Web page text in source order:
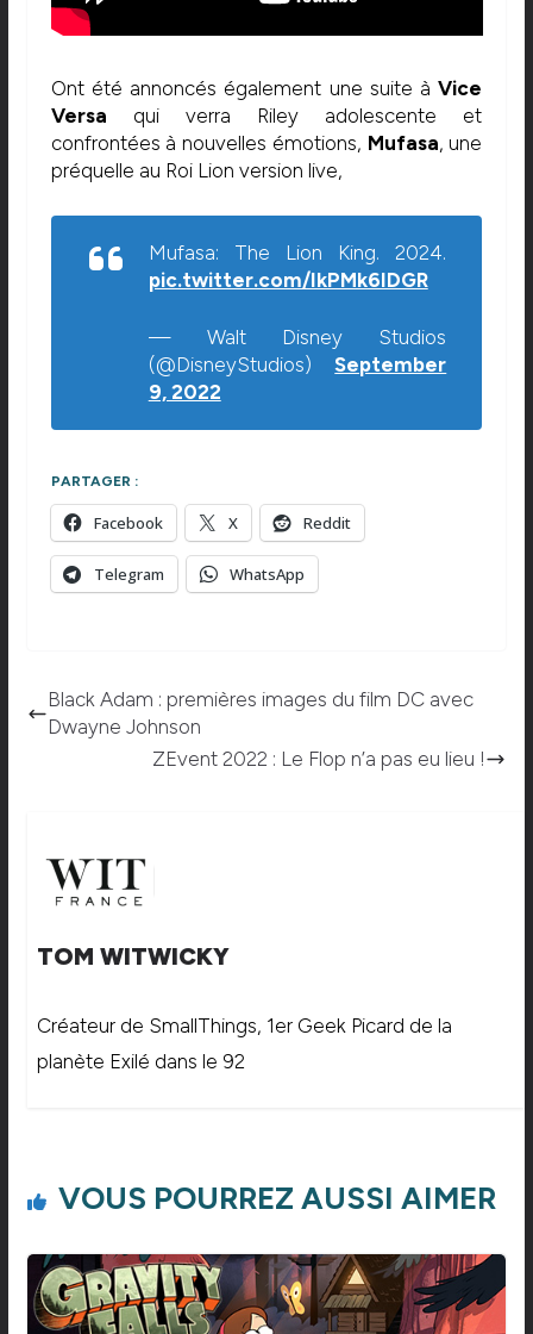
Ont été annoncés également une suite àVice
Versa qui verra Riley adolescente et
confrontées à nouvelles émotions, Mufasa, une
préquelle au Roi Lion version live,
Mufasa: The Lion King. 2024.
pic.twitter.com/IkPMk6IDGR
— Walt Disney Studios
(@DisneyStudios)September
9, 2022
PARTAGER :
Facebook X Reddit
Telegram WhatsApp
Black Adam : premières images du film DC avec
Dwayne Johnson
ZEvent 2022 : Le Flop n’a pas eu lieu !
TOM WITWICKY
Créateur de SmallThings, 1er Geek Picard de la
planète Exilé dans le 92
VOUS POURREZ AUSSI AIMER